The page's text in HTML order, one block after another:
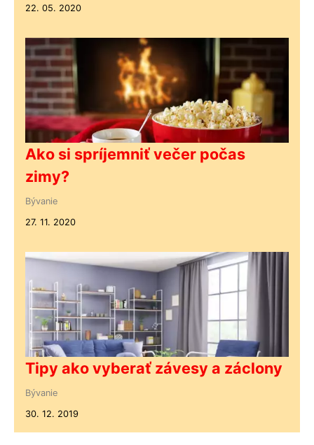
22. 05. 2020
Ako si spríjemniť večer počas
zimy?
Bývanie
27. 11. 2020
Tipy ako vyberať závesy a záclony
Bývanie
30. 12. 2019